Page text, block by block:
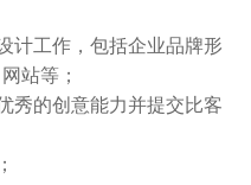
计工作，包括企业品牌形
站等；
秀的创意能力并提交比客